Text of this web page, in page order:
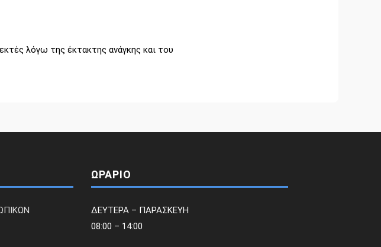
λόγω της έκτακτης ανάγκης και του
ΩΡΑΡΙΟ
ΔΕΥΤΕΡΑ – ΠΑΡΑΣΚΕΥΗ
08:00 – 14:00